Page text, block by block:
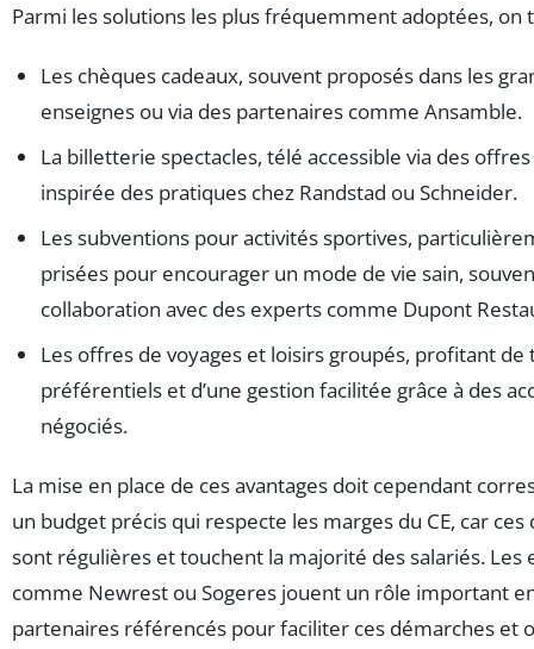
Parmi les solutions les plus fréquemment adoptées, on
Les chèques cadeaux, souvent proposés dans les
enseignes ou via des partenaires comme Ansamble.
La billetterie spectacles, télé accessible via des
inspirée des pratiques chez Randstad ou Schneider.
Les subventions pour activités sportives,
prisées pour encourager un mode de vie sain,
collaboration avec des experts comme Dupont
Les offres de voyages et loisirs groupés, profitant de
préférentiels et d’une gestion facilitée grâce à des
négociés.
La mise en place de ces avantages doit cependant
un budget précis qui respecte les marges du CE, car ces
sont régulières et touchent la majorité des salariés. Les
comme Newrest ou Sogeres jouent un rôle important
partenaires référencés pour faciliter ces démarches et